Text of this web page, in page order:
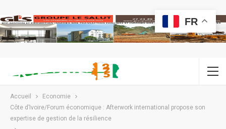
Accueil
Economie
Côte d’Ivoire/Forum économique : Afterwork international propose son
expertise de gestion de la résilience
FR